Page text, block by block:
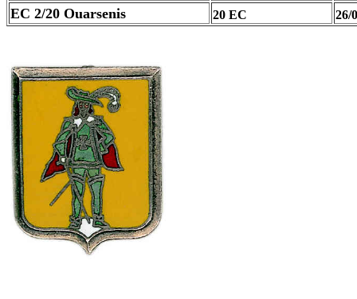
EC 2/20 Ouarsenis 20 EC 26/